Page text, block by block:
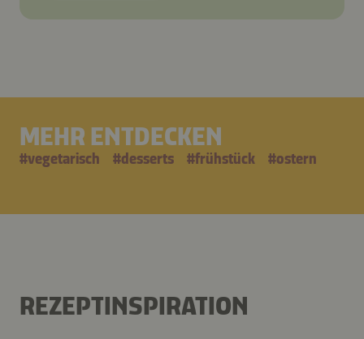
MEHR ENTDECKEN
#vegetarisch #desserts #frühstück #ostern
REZEPTINSPIRATION